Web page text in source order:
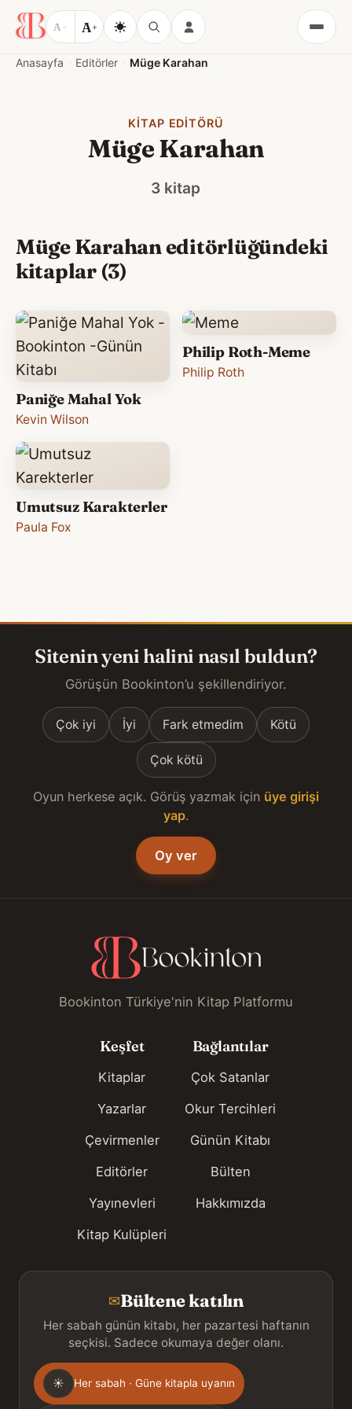
A − A+
Menü
Anasayfa Editörler Müge Karahan
KITAP EDITÖRÜ
Müge Karahan
3 kitap
Müge Karahan editörlüğündeki
kitaplar (3)
Paniğe Mahal Yok
Kevin Wilson
Philip Roth-Meme
Philip Roth
Umutsuz Karakterler
Paula Fox
Sitenin yeni halini nasıl buldun?
Görüşün Bookinton’u şekillendiriyor.
Çok iyi İyi Fark etmedim Kötü
Çok kötü
Oyun herkese açık. Görüş yazmak için üye girişi
yap.
Oy ver
Bookinton Türkiye'nin Kitap Platformu
Keşfet
Kitaplar
Yazarlar
Çevirmenler
Editörler
Yayınevleri
Kitap Kulüpleri
Bağlantılar
Çok Satanlar
Okur Tercihleri
Günün Kitabı
Bülten
Hakkımızda
✉Bültene katılın
Her sabah günün kitabı, her pazartesi haftanın
seçkisi. Sadece okumaya değer olanı.
Gönderim
sıklığı
☀ Her sabah · Güne kitapla uyanın